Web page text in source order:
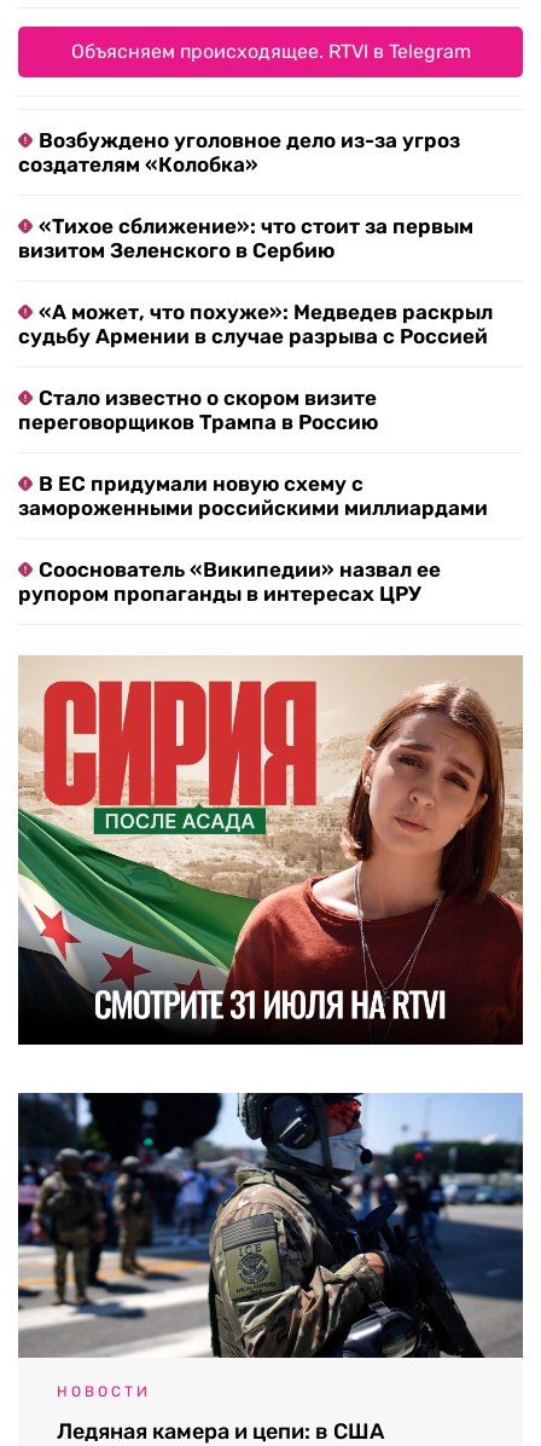
Объясняем происходящее. RTVI в Telegram
Возбуждено уголовное дело из-за угроз
создателям «Колобка»
«Тихое сближение»: что стоит за первым
визитом Зеленского в Сербию
«А может, что похуже»: Медведев раскрыл
судьбу Армении в случае разрыва с Россией
Стало известно о скором визите
переговорщиков Трампа в Россию
В ЕС придумали новую схему с
замороженными российскими миллиардами
Сооснователь «Википедии» назвал ее
рупором пропаганды в интересах ЦРУ
НОВОСТИ
Ледяная камера и цепи: в США